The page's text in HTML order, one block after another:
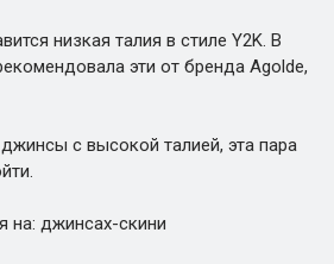
низкая талия в стиле Y2K. В
эти от бренда Agolde,
с высокой талией, эта пара
джинсах-скини